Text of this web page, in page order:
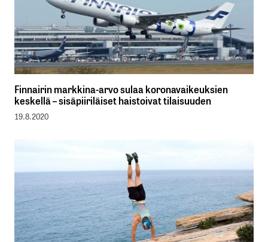
Finnairin markkina-arvo sulaa koronavaikeuksien
keskellä – sisäpiiriläiset haistoivat tilaisuuden
19.8.2020